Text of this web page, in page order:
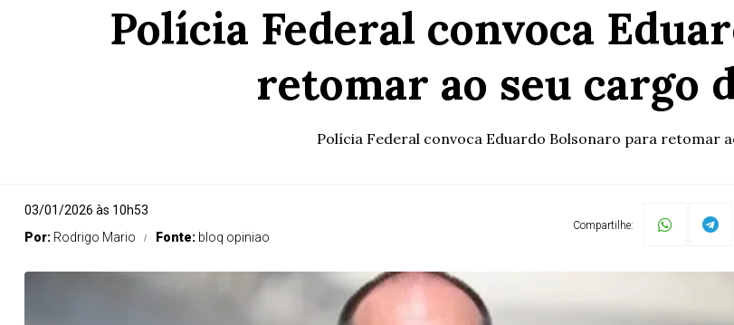
Polícia Federal convoca
retomar ao seu cargo
Polícia Federal convoca Eduardo Bolsonaro para retomar
03/01/2026 às 10h53
Por: Rodrigo Mario Fonte: bloq opiniao
Compartilhe: